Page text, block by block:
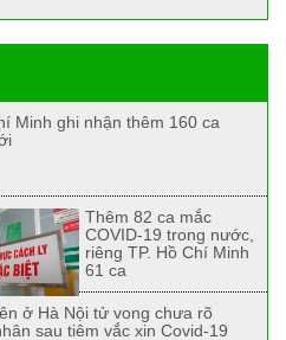
Minh ghi nhận thêm 160 ca
Thêm 82 ca mắc
COVID-19 trong nước,
riêng TP. Hồ Chí Minh
61 ca
ở Hà Nội tử vong chưa rõ
sau tiêm vắc xin Covid-19